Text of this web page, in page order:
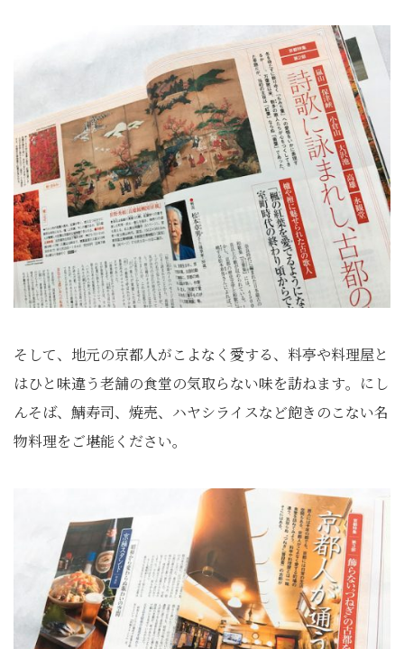
そして、地元の京都人がこよなく愛する、 料亭や料理屋と
はひと味違う老舗の食堂の気取らない味を訪ねます。にし
んそば、鯖寿司、焼売、 ハヤシライスなど飽きのこない名
物料理をご堪能ください。